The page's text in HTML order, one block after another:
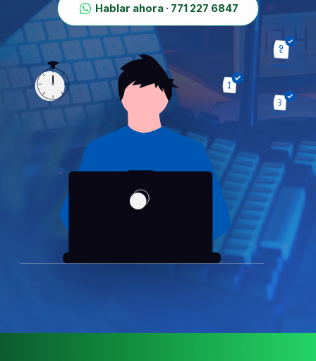
Hablar ahora · 771 227 6847